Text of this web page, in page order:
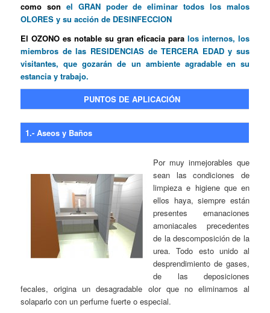
como son el GRAN poder de eliminar todos los malos
OLORES y su acción de DESINFECCION
El OZONO es notable su gran eficacia para los internos, los
miembros de las RESIDENCIAS de TERCERA EDAD y sus
visitantes, que gozarán de un ambiente agradable en su
estancia y trabajo.
PUNTOS DE APLICACIÓN
1.- Aseos y Baños
Por muy inmejorables que
sean las condiciones de
limpieza e higiene que en
ellos haya, siempre están
presentes emanaciones
amoniacales precedentes
de la descomposición de la
urea. Todo esto unido al
desprendimiento de gases,
de las deposiciones
fecales, origina un desagradable olor que no eliminamos al
solaparlo con un perfume fuerte o especial.